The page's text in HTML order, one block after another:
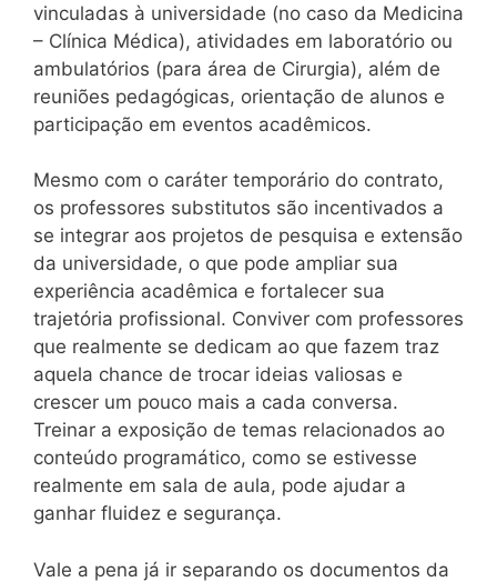
vinculadas à universidade (no caso da Medicina
– Clínica Médica), atividades em laboratório ou
ambulatórios (para área de Cirurgia), além de
reuniões pedagógicas, orientação de alunos e
participação em eventos acadêmicos.
Mesmo com o caráter temporário do contrato,
os professores substitutos são incentivados a
se integrar aos projetos de pesquisa e extensão
da universidade, o que pode ampliar sua
experiência acadêmica e fortalecer sua
trajetória profissional. Conviver com professores
que realmente se dedicam ao que fazem traz
aquela chance de trocar ideias valiosas e
crescer um pouco mais a cada conversa.
Treinar a exposição de temas relacionados ao
conteúdo programático, como se estivesse
realmente em sala de aula, pode ajudar a
ganhar fluidez e segurança.
Vale a pena já ir separando os documentos da